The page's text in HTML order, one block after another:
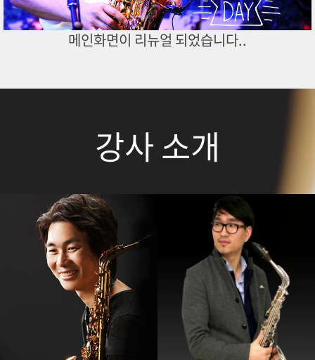
메인화면이 리뉴얼 되었습니다..
강사 소개